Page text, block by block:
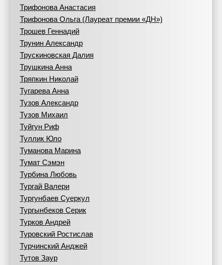
Трифонова Анастасия
Трифонова Ольга (Лауреат премии «ДН»)
Трошев Геннадий
Трунин Александр
Трускиновская Далия
Трушкина Анна
Тряпкин Николай
Тугарева Анна
Тузов Александр
Тузов Михаил
Туйгун Риф
Туллик Юло
Туманова Марина
Тумат Сэмэн
Турбина Любовь
Тургай Валери
Тургунбаев Суеркул
Тургынбеков Серик
Турков Андрей
Туровский Ростислав
Турчинский Анджей
Тутов Заур